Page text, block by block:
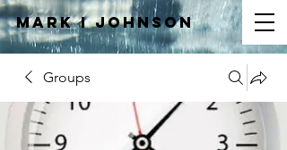
Mark IJOHNSON
Groups